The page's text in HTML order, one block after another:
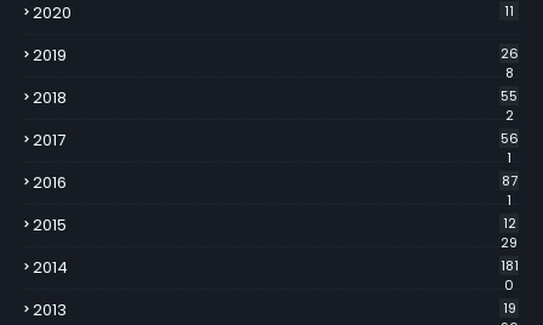
2020 11
2019
26
8
2018
55
2
2017
56
1
2016
87
1
2015
12
29
2014
181
0
2013
19